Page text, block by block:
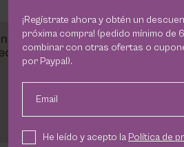
Utsukusy | Previene el
| Retinaldehído,
A, antiedad
¡Regístrate ahora y obtén un
próxima compra! (pedido mínimo de
combinar con otras ofertas o
por Paypal).
Email
He leído y acepto la Política de